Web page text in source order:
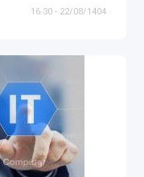
22/08/1404 - 16:30